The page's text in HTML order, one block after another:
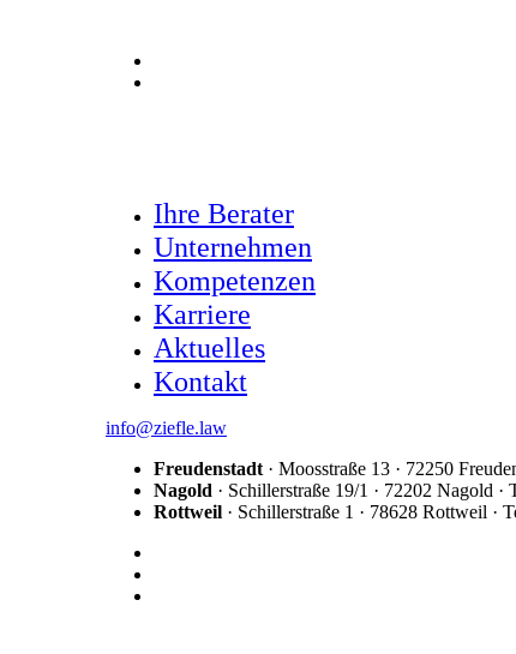
Ihre Berater
Unternehmen
Kompetenzen
Karriere
Aktuelles
Kontakt
info@ziefle.law
Freudenstadt · Moosstraße 13 · 72250
Nagold · Schillerstraße 19/1 · 72202 Nagold
Rottweil · Schillerstraße 1 · 78628 Rottweil ·